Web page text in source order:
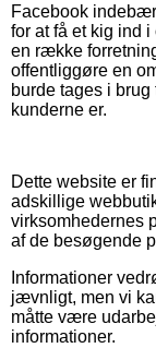
Facebook
for at få et kig ind
en række
offentliggøre en
burde tages i
kunderne er.
Dette website er
adskillige
virksomhedernes
af de besøgende
Informationer
jævnligt, men vi
måtte være
informationer.